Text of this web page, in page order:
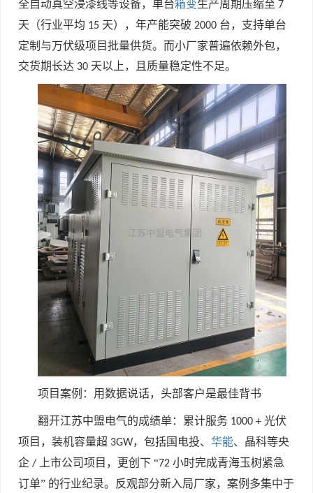
全自动真空浸漆线等设备，单台箱变生产周期压缩至 7
天（行业平均 15 天），年产能突破 2000 台，支持单台
定制与万伏级项目批量供货。而小厂家普遍依赖外包，
交货期长达 30 天以上，且质量稳定性不足。
项目案例：用数据说话，头部客户是最佳背书
翻开江苏中盟电气的成绩单：累计服务 1000 + 光伏
项目，装机容量超 3GW，包括国电投、 华能、晶科等央
企 / 上市公司项目，更创下 “72 小时完成青海玉树紧急
订单” 的行业纪录。反观部分新入局厂家，案例多集中于